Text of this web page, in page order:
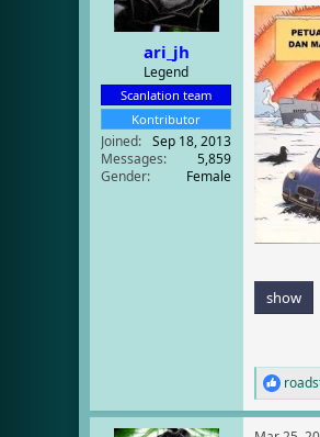
n
s
:
ari_jh
Legend
Scanlation team
Kontributor
Joined
Sep 18, 2013
Messages
5,859
Gender
Female
show
R
e